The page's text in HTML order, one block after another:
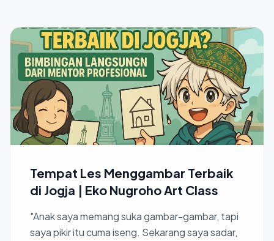
Tempat Les Menggambar Terbaik
di Jogja | Eko Nugroho Art Class
"Anak saya memang suka gambar-gambar, tapi
saya pikir itu cuma iseng. Sekarang saya sadar,